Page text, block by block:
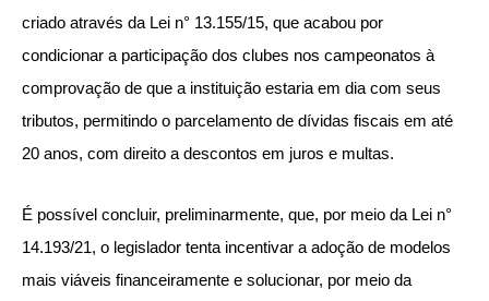
criado através da Lei n° 13.155/15, que acabou por
condicionar a participação dos clubes nos campeonatos à
comprovação de que a instituição estaria em dia com seus
tributos, permitindo o parcelamento de dívidas fiscais em até
20 anos, com direito a descontos em juros e multas.
É possível concluir, preliminarmente, que, por meio da Lei n°
14.193/21, o legislador tenta incentivar a adoção de modelos
mais viáveis financeiramente e solucionar, por meio da